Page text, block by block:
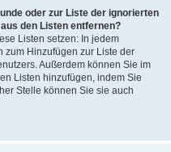
oder zur Liste der ignorierten
den Listen entfernen?
Listen setzen: In jedem
zum Hinzufügen zur Liste der
Außerdem können Sie im
Listen hinzufügen, indem Sie
Stelle können Sie sie auch